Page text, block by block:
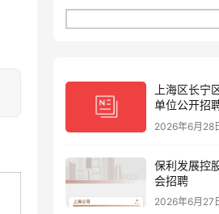
上海区长宁
单位公开招
公示(第三批)
2026年6月28
保利发展控
会招聘
2026年6月27